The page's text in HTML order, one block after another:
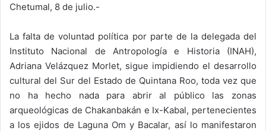
Chetumal, 8 de julio.-
La falta de voluntad política por parte de la delegada del
Instituto Nacional de Antropología e Historia (INAH),
Adriana Velázquez Morlet, sigue impidiendo el desarrollo
cultural del Sur del Estado de Quintana Roo, toda vez que
no ha hecho nada para abrir al público las zonas
arqueológicas de Chakanbakán e Ix-Kabal, pertenecientes
a los ejidos de Laguna Om y Bacalar, así lo manifestaron